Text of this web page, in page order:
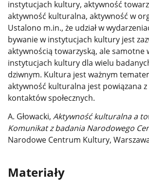
instytucjach kultury, aktywność
aktywność kulturalna, aktywność w
Ustalono m.in., że udział w
bywanie w instytucjach kultury jest
aktywnością towarzyską, ale samotne
instytucjach kultury dla wielu
dziwnym. Kultura jest ważnym
aktywność kulturalna jest powiązana
kontaktów społecznych.
A. Głowacki, Aktywność kulturalna a
Komunikat z badania Narodowego
Narodowe Centrum Kultury,
Materiały